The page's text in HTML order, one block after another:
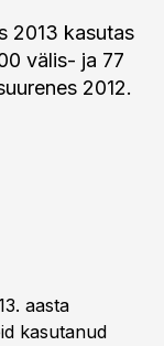
2013 kasutas
välis- ja 77
2012.
aasta
kasutanud